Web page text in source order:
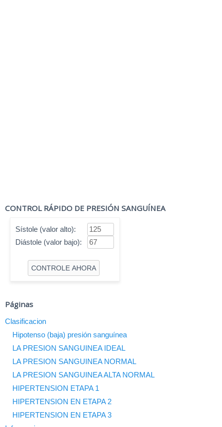
CONTROL RÁPIDO DE PRESIÓN SANGUÍNEA
Sístole (valor alto):
Diástole (valor bajo):
Páginas
Clasificacion
Hipotenso (baja) presión sanguínea
LA PRESION SANGUINEA IDEAL
LA PRESION SANGUINEA NORMAL
LA PRESION SANGUINEA ALTA NORMAL
HIPERTENSION ETAPA 1
HIPERTENSION EN ETAPA 2
HIPERTENSION EN ETAPA 3